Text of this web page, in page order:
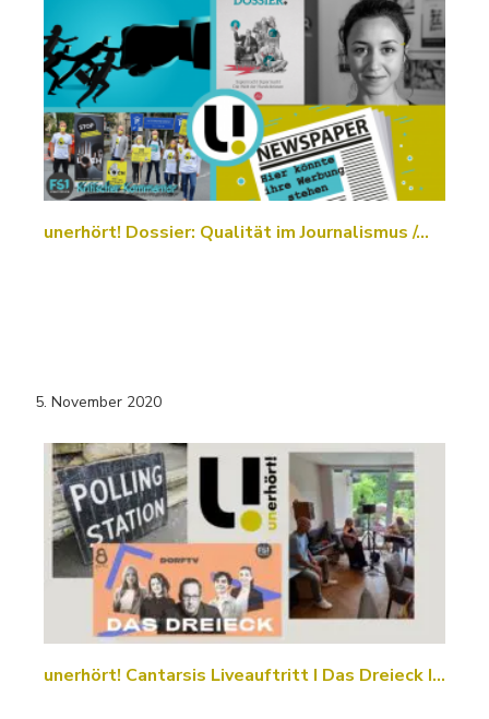
unerhört! Dossier: Qualität im Journalismus /…
5. November 2020
unerhört! Cantarsis Liveauftritt I Das Dreieck I…